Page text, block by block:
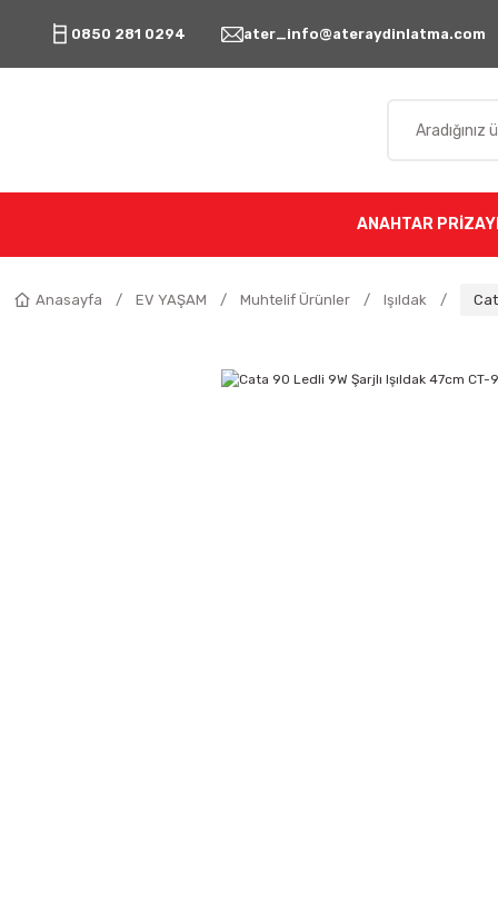
0850 281 0294 ater_info@ateraydinlatma.com
ANAHTAR PRİZ
Anasayfa EV YAŞAM Muhtelif Ürünler Işıldak